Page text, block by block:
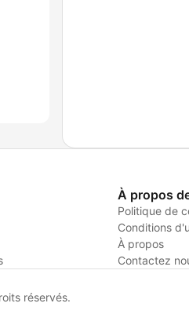
À propos
Politique de
Conditions
À propos
Contactez
réservés.